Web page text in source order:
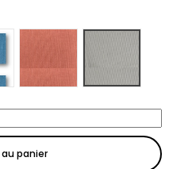
velour vertTakao Velor rose/
Takao
panier